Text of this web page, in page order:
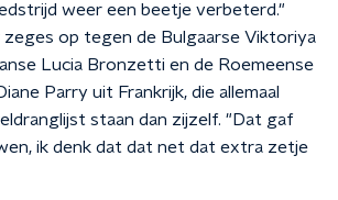
weer een beetje verbeterd."
zeges op tegen de Bulgaarse Viktoriya
Lucia Bronzetti en de Roemeense
Parry uit Frankrijk, die allemaal
staan dan zijzelf. "Dat gaf
ik denk dat dat net dat extra zetje